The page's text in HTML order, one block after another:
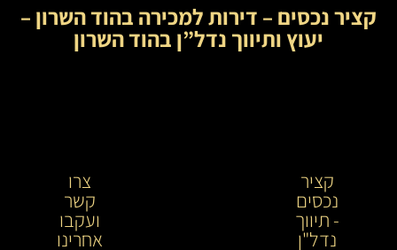
קציר נכסים – דירות למכירה בהוד השרון –
יעוץ ותיווך נדל”ן בהוד השרון
קציר
נכסים
- תיווך
נדל"ן
צרו
קשר
ועקבו
אחרינו